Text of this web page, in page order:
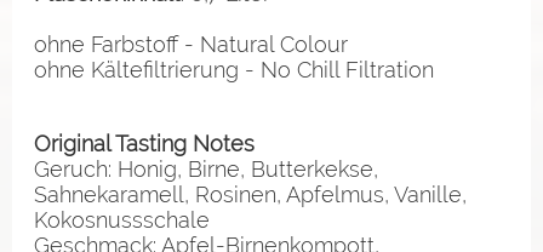
ohne Farbstoff - Natural Colour
ohne Kältefiltrierung - No Chill Filtration
Original Tasting Notes
Geruch: Honig, Birne, Butterkekse,
Sahnekaramell, Rosinen, Apfelmus, Vanille,
Kokosnussschale
Geschmack: Apfel-Birnenkompott,